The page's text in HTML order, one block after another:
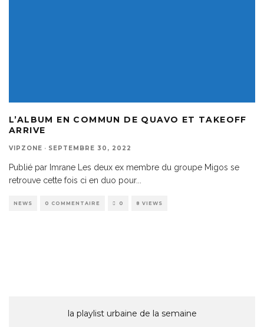
L’ALBUM EN COMMUN DE QUAVO ET TAKEOFF
ARRIVE
VIPZONE · SEPTEMBRE 30, 2022
Publié par Imrane Les deux ex membre du groupe Migos se
retrouve cette fois ci en duo pour...
NEWS 0 COMMENTAIRE 0 8 VIEWS
la playlist urbaine de la semaine